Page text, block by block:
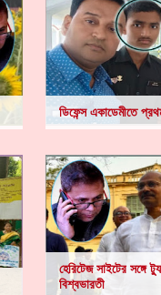
ডিফেন্স একাডেমীতে
হেরিটেজ সাইটের সঙ্গে
বিশ্বভারতী